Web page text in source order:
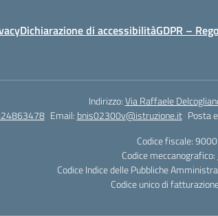
Dichiarazione di accessibilitàGDPR –
Indirizzo:Via Raffaele
Email: bnis02300v@istruzione.it Posta
Codice fiscale:
Codice meccanografico:
Codice Indice delle Pubbliche
Codice unico di